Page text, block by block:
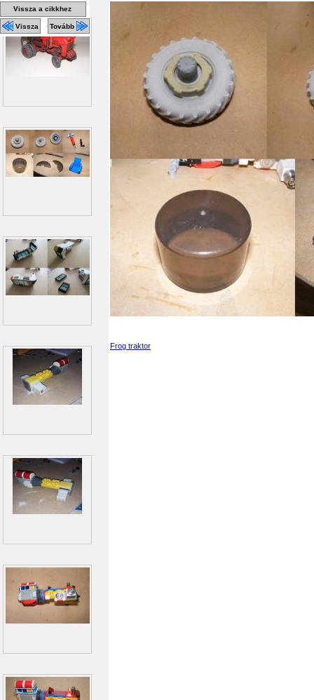
Frog traktor
Vissza a cikkhez
Vissza Tovább